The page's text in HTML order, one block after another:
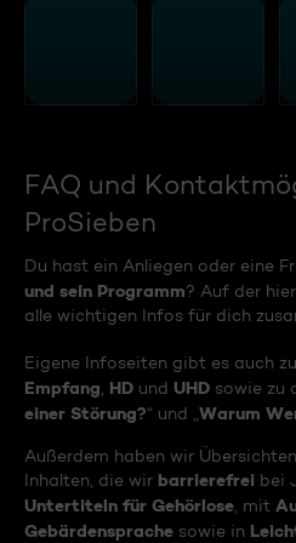
FAQ und
ProSieben
Du hast ein Anliegen oder eine
und sein Programm? Auf der
alle wichtigen Infos für dich
Eigene Infoseiten gibt es auch
Empfang HD und UHD sowie zu
einer Störung?“ und „ Warum
Außerdem haben wir
Inhalten, die wir barrierefrei bei
Untertiteln für Gehörlose , mit
Gebärdensprache sowie in